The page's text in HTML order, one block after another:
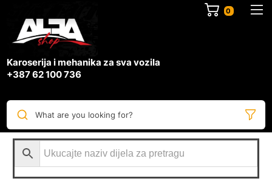
0
Karoserija i mehanika za sva vozila
+387 62 100 736
What are you looking for?